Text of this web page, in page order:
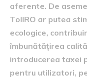
aferente. De
TollRO ar putea
ecologice,
îmbunătățirea
introducerea taxei
pentru utilizatori,